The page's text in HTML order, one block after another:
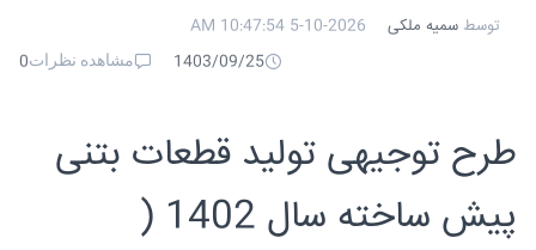
توسط سمیه ملکی
5-10-2026 10:47:54 AM
1403/09/25
مشاهده نظرات0
طرح توجیهی تولید قطعات بتنی
پیش ساخته سال 1402 (